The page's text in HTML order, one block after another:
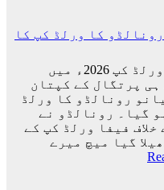
اپنے
ترین
کھلاڑیوں
میں
سے
ایک
کو
کھو
کا ورلڈ کپ کا
اسلام آباد (مانند نیوز) ورلڈ کپ 2026ء میں
پرتگال کے کپتان
رونالڈو کا ورلڈ
گیا۔ رونالڈو نے
فیفا ورلڈ کپ کے
گیا میچ میرے
: